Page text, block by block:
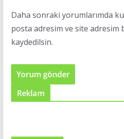
Daha sonraki yorumlarımda
posta adresim ve site adresim
kaydedilsin.
Reklam